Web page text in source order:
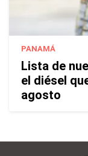
PANAMÁ
Lista de
el diésel
agosto